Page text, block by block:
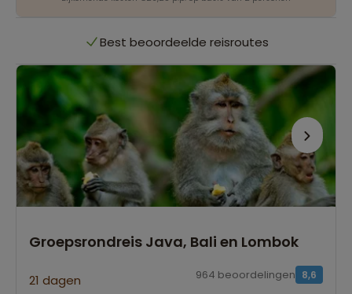
Best beoordeelde reisroutes
Het grootste reisaanbod
Persoonlijk én deskundig reisadvies
Best beoordeelde reisroutes
Groepsrondreis Java, Bali en Lombok
21 dagen 8,6
964 beoordelingen